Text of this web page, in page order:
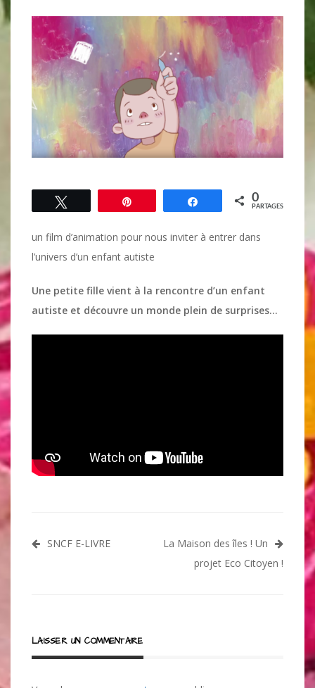
Partagez 0
PARTAGES
un film d’animation pour nous inviter à entrer dans
l’univers d’un enfant autiste
Une petite fille vient à la rencontre d’un enfant
autiste et découvre un monde plein de surprises…
Navigation
SNCF E-LIVRE
La Maison des îles ! Un
projet Eco Citoyen !
LAISSER UN COMMENTAIRE